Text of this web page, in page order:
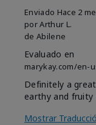
Enviado Hace 2
porArthur L.
de Abilene
Evaluado en
marykay.com/en-
Definitely a
earthy and fruity
Mostrar